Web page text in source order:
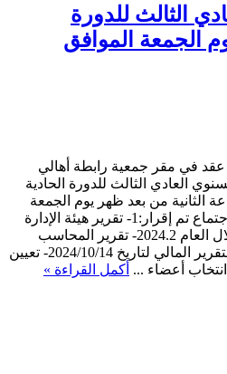
الثالث للدورة
الجمعة الموافق
عقد في مقر جمعية رابطة أهالي
العادي الثالث للدورة الحادية
الثانية من بعد ظهر يوم الجمعة
الموافق 2024/10/25.وخلال الاجتماع تم إقرار:1- تقرير هيئة الإدارة
عن أعمال الجمعية وحالتها خلال العام 2024.2- تقرير المحاسب
القانوني لتاريخ 2024/10/1.3- التقرير المالي لتاريخ 2024/10/14- تعيين
أكمل القراءة »